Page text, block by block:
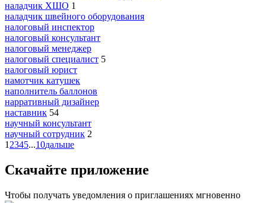
наладчик ХШО 1
наладчик швейного оборудования
налоговый инспектор
налоговый консультант
налоговый менеджер
налоговый специалист 5
налоговый юрист
намотчик катушек
наполнитель баллонов
нарративный дизайнер
наставник 54
научный консультант
научный сотрудник 2
1 2345...10дальше
Скачайте приложение
Чтобы получать уведомления о приглашениях мгновенно